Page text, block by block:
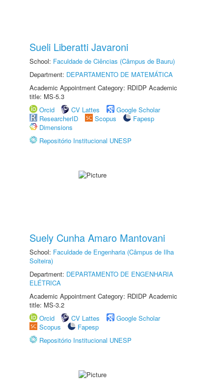
Sueli Liberatti Javaroni
School: Faculdade de Ciências (Câmpus de Bauru)
Department: DEPARTAMENTO DE MATEMÁTICA
Academic Appointment Category: RDIDP Academic
title: MS-5.3
Orcid
CV Lattes
Google Scholar
ResearcherID
Scopus
Fapesp
Dimensions
Repositório Institucional UNESP
Suely Cunha Amaro Mantovani
School: Faculdade de Engenharia (Câmpus de Ilha
Solteira)
Department: DEPARTAMENTO DE ENGENHARIA
ELÉTRICA
Academic Appointment Category: RDIDP Academic
title: MS-3.2
Orcid
CV Lattes
Google Scholar
Scopus
Fapesp
Repositório Institucional UNESP